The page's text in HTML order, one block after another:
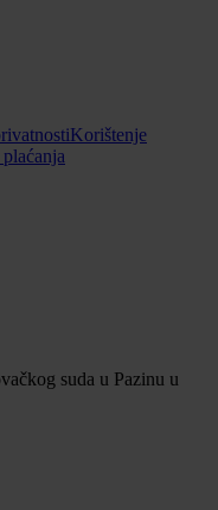
Korištenje
suda u Pazinu u